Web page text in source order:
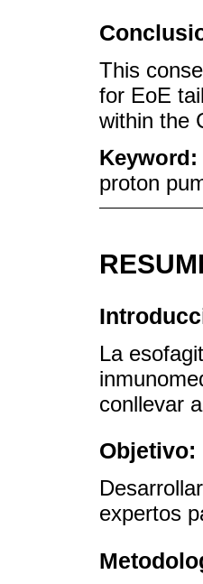
This
for EoE
within the
Keyword:
proton
La
conllevar
Objetivo:
expertos